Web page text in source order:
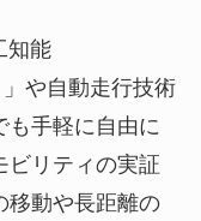
知能
や自動走行技術
手軽に自由に
リティの実証
移動や長距離の